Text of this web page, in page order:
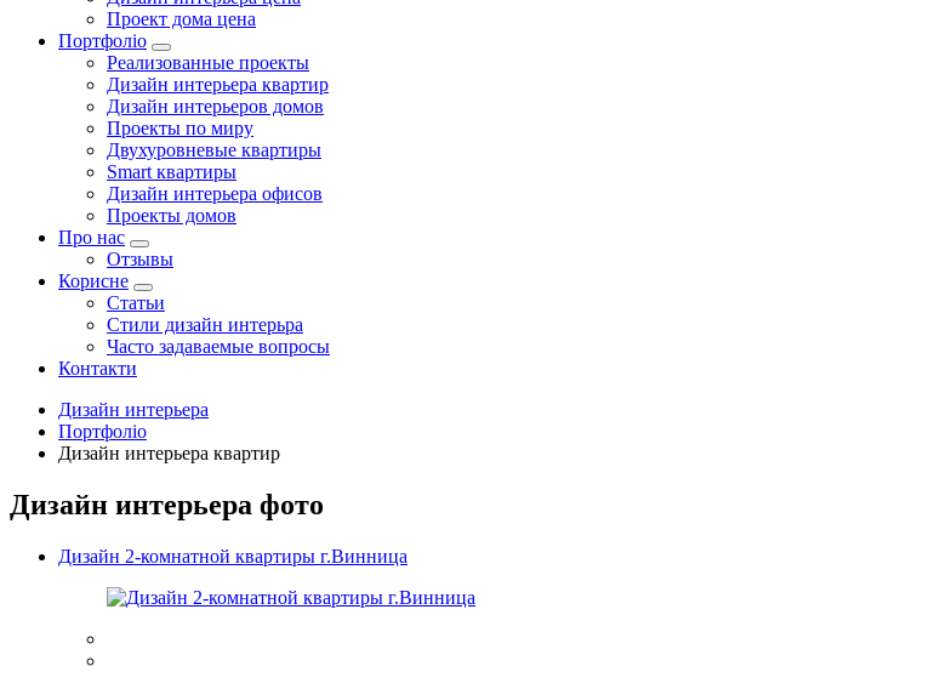
Проект дома цена
Портфоліо
Реализованные проекты
Дизайн интерьера квартир
Дизайн интерьеров домов
Проекты по миру
Двухуровневые квартиры
Smart квартиры
Дизайн интерьера офисов
Проекты домов
Про нас
Отзывы
Корисне
Статьи
Cтили дизайн интерьра
Часто задаваемые вопросы
Контакти
Дизайн интерьера
Портфоліо
Дизайн интерьера квартир
Дизайн интерьера фото
Дизайн 2-комнатной квартиры г.Винница